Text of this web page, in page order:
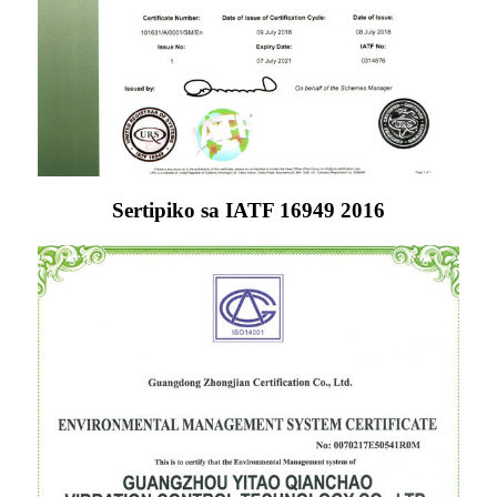
Sertipiko sa IATF 16949 2016